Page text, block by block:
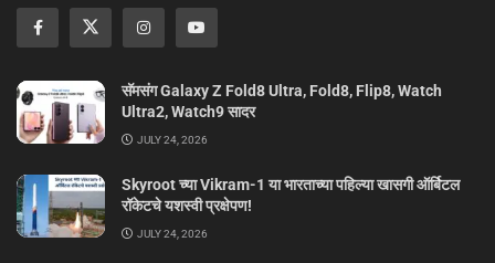
सॅमसंग Galaxy Z Fold8 Ultra, Fold8, Flip8, Watch
Ultra2, Watch9 सादर
JULY 24, 2026
Skyroot च्या Vikram-1 या भारताच्या पहिल्या खासगी ऑर्बिटल
रॉकेटचे यशस्वी प्रक्षेपण!
JULY 24, 2026